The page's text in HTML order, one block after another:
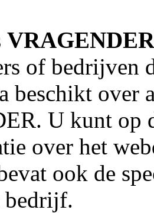
VRAGENDER
of bedrijven
beschikt over
U kunt op
over het
ook de
bedrijf.